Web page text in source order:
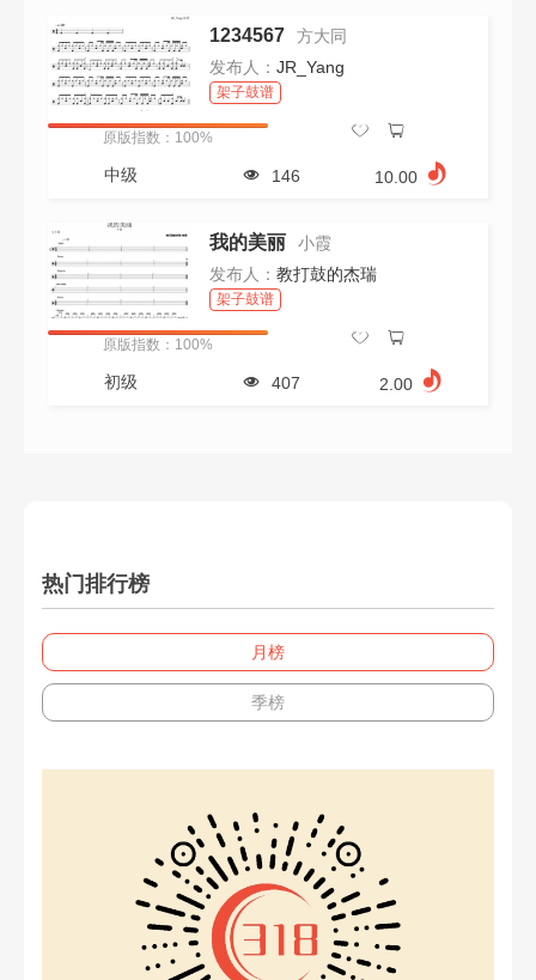
1234567
方大同
发布人： JR_Yang
架子鼓谱
原版指数：100%
中级 146 10.00
我的美丽
小霞
发布人： 教打鼓的杰瑞
架子鼓谱
原版指数：100%
初级 407 2.00
热门排行榜
月榜
季榜